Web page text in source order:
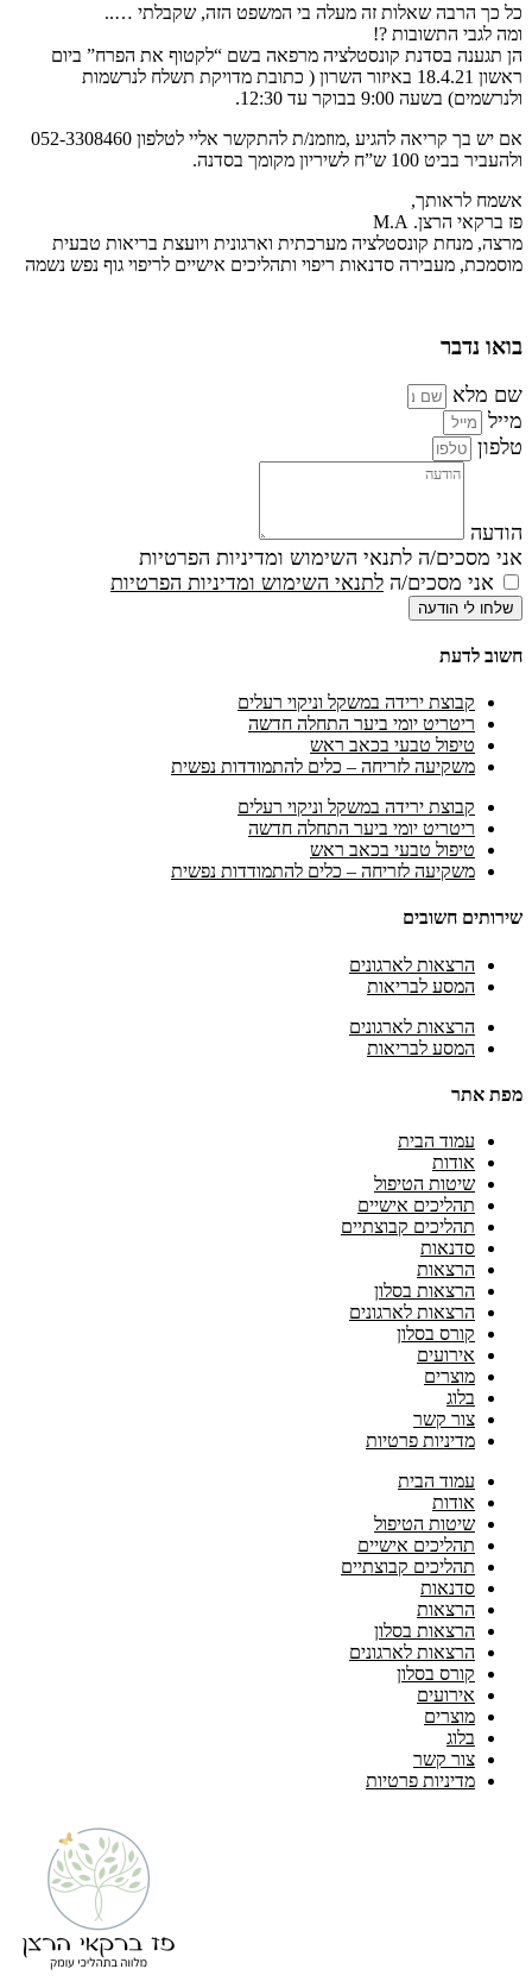
כל כך הרבה שאלות זה מעלה בי המשפט הזה, שקבלתי …..
ומה לגבי התשובות ?!
הן תגענה בסדנת קונסטלציה מרפאה בשם “לקטוף את הפרח” ביום
ראשון 18.4.21 באיזור השרון ( כתובת מדויקת תשלח לנרשמות
ולנרשמים) בשעה 9:00 בבוקר עד 12:30.
אם יש בך קריאה להגיע ,מוזמנ/ת להתקשר אליי לטלפון 052-3308460
ולהעביר בביט 100 ש”ח לשיריון מקומך בסדנה.
אשמח לראותך,
פז ברקאי הרצן. M.A
מרצה, מנחת קונסטלציה מערכתית וארגונית ויועצת בריאות טבעית
מוסמכת, מעבירה סדנאות ריפוי ותהליכים אישיים לריפוי גוף נפש נשמה
בואו נדבר
שם מלא
מייל
טלפון
הודעה
אני מסכים/ה לתנאי השימוש ומדיניות הפרטיות
אני מסכים/ה לתנאי השימוש ומדיניות הפרטיות
שלחו לי הודעה
חשוב לדעת
קבוצת ירידה במשקל וניקוי רעלים
ריטריט יומי ביער התחלה חדשה
טיפול טבעי בכאב ראש
משקיעה לזריחה – כלים להתמודדות נפשית
קבוצת ירידה במשקל וניקוי רעלים
ריטריט יומי ביער התחלה חדשה
טיפול טבעי בכאב ראש
משקיעה לזריחה – כלים להתמודדות נפשית
שירותים חשובים
הרצאות לארגונים
המסע לבריאות
הרצאות לארגונים
המסע לבריאות
מפת אתר
עמוד הבית
אודות
שיטות הטיפול
תהליכים אישיים
תהליכים קבוצתיים
סדנאות
הרצאות
הרצאות בסלון
הרצאות לארגונים
קורס בסלון
אירועים
מוצרים
בלוג
צור קשר
מדיניות פרטיות
עמוד הבית
אודות
שיטות הטיפול
תהליכים אישיים
תהליכים קבוצתיים
סדנאות
הרצאות
הרצאות בסלון
הרצאות לארגונים
קורס בסלון
אירועים
מוצרים
בלוג
צור קשר
מדיניות פרטיות